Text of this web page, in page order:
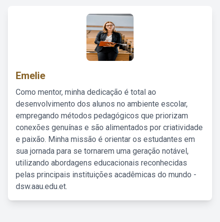
Emelie
Como mentor, minha dedicação é total ao
desenvolvimento dos alunos no ambiente escolar,
empregando métodos pedagógicos que priorizam
conexões genuínas e são alimentados por criatividade
e paixão. Minha missão é orientar os estudantes em
sua jornada para se tornarem uma geração notável,
utilizando abordagens educacionais reconhecidas
pelas principais instituições acadêmicas do mundo -
dsw.aau.edu.et.